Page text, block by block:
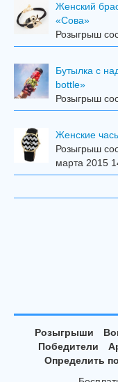
Женский
«Сова»
Розыгрыш
Бутылка с
bottle»
Розыгрыш
Женские
Розыгрыш
марта 2015
Розыгрыши
Победители
Определить